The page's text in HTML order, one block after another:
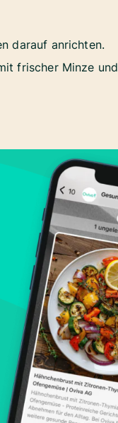
darauf anrichten.
frischer Minze und